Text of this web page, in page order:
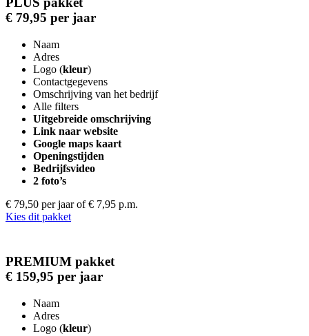
€ 79,95 per jaar
Naam
Adres
Logo (kleur)
Contactgegevens
Omschrijving van het bedrijf
Alle filters
Uitgebreide omschrijving
Link naar website
Google maps kaart
Openingstijden
Bedrijfsvideo
2 foto’s
€ 79,50 per jaar of € 7,95 p.m.
Kies dit pakket
PREMIUM pakket
€ 159,95 per jaar
Naam
Adres
Logo (kleur)